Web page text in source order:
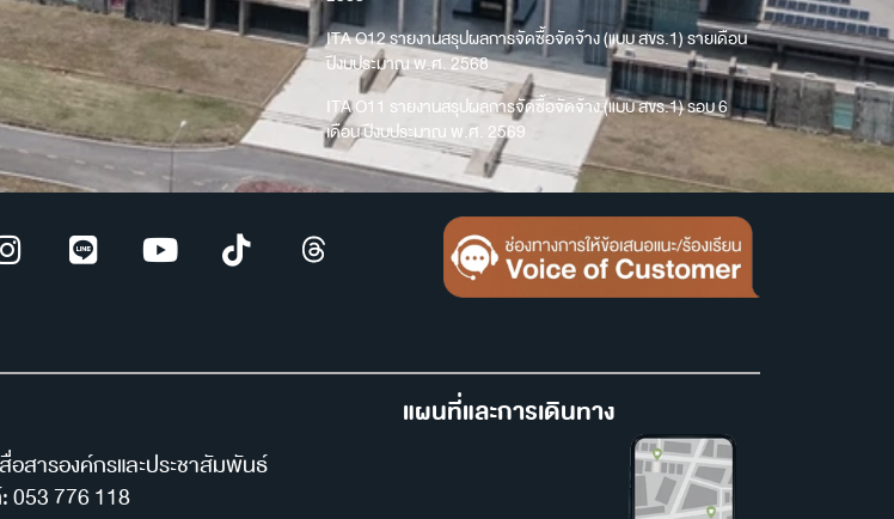
ITA O12 รายงานสรุปผลการจัดซื้อจัดจ้าง (แบบ สขร.1) รายเดือน
ปีงบประมาณ พ.ศ. 2568
ITA O11 รายงานสรุปผลการจัดซื้อจัดจ้าง (แบบ สขร.1) รอบ 6
เดือน ปีงบประมาณ พ.ศ. 2569
อสารองค์กรและประชาสัมพันธ์
053 776 118
แผนที่และการเดินทาง